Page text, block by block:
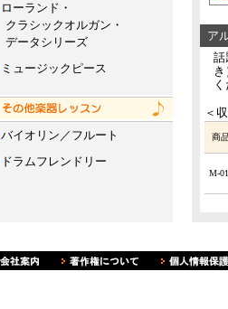
ローランド・
クラシックオルガン・
データシリーズ
ミュージックピース
バイオリン／フルート
ドラムフレンドリー
ア
話
＜
商
M-01